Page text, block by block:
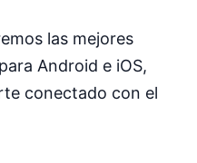
las mejores
Android e iOS,
conectado con el